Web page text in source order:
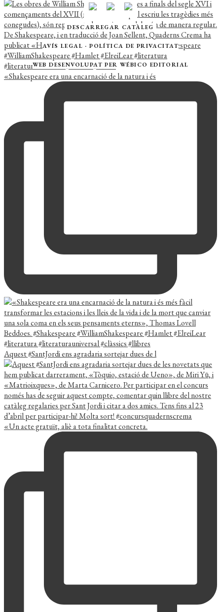
«Shakespeare era una encarnació de la natura i és
Aquest #SantJordi ens agradaria sortejar dues de l
«Un acte gratuït, aliè a tota finalitat concreta.
DESCARREGAR CATÀLEG
AVÍS LEGAL ·POLÍTICA DE PRIVACITAT
WEB DESENVOLUPAT PER WÉBICO EDITORIAL